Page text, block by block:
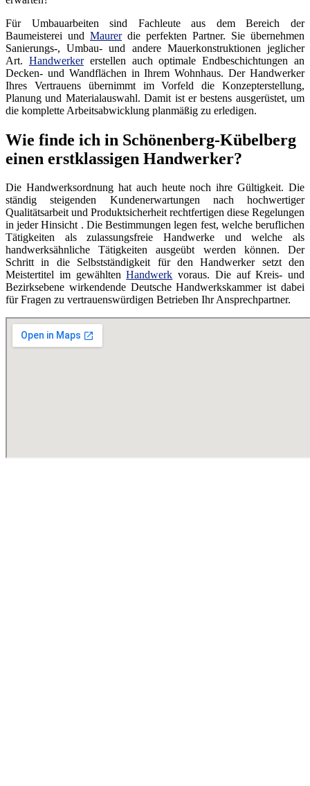
Für Umbauarbeiten sind Fachleute aus dem Bereich der
Baumeisterei und Maurerdie perfekten Partner. Sie übernehmen
Sanierungs-, Umbau- und andere Mauerkonstruktionen jeglicher
Art. Handwerkererstellen auch optimale Endbeschichtungen an
Decken- und Wandflächen in Ihrem Wohnhaus. Der Handwerker
Ihres Vertrauens übernimmt im Vorfeld die Konzepterstellung,
Planung und Materialauswahl. Damit ist er bestens ausgerüstet, um
die komplette Arbeitsabwicklung planmäßig zu erledigen.
Wie finde ich in Schönenberg-Kübelberg
einen erstklassigen Handwerker?
Die Handwerksordnung hat auch heute noch ihre Gültigkeit. Die
ständig steigenden Kundenerwartungen nach hochwertiger
Qualitätsarbeit und Produktsicherheit rechtfertigen diese Regelungen
in jeder Hinsicht . Die Bestimmungen legen fest, welche beruflichen
Tätigkeiten als zulassungsfreie Handwerke und welche als
handwerksähnliche Tätigkeiten ausgeübt werden können. Der
Schritt in die Selbstständigkeit für den Handwerker setzt den
Meistertitel im gewähltenHandwerk voraus. Die auf Kreis- und
Bezirksebene wirkendende Deutsche Handwerkskammer ist dabei
für Fragen zu vertrauenswürdigen Betrieben Ihr Ansprechpartner.